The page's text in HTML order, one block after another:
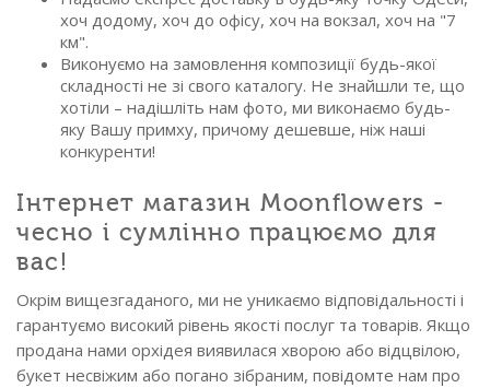
хоч додому, хоч до офісу, хоч на вокзал, хоч на "7
км".
Виконуємо на замовлення композиції будь-якої
складності не зі свого каталогу. Не знайшли те, що
хотіли – надішліть нам фото, ми виконаємо будь-
яку Вашу примху, причому дешевше, ніж наші
конкуренти!
Інтернет магазин Moonflowers -
чесно і сумлінно працюємо для
вас!
Окрім вищезгаданого, ми не уникаємо відповідальності і
гарантуємо високий рівень якості послуг та товарів. Якщо
продана нами орхідея виявилася хворою або відцвілою,
букет несвіжим або погано зібраним, повідомте нам про